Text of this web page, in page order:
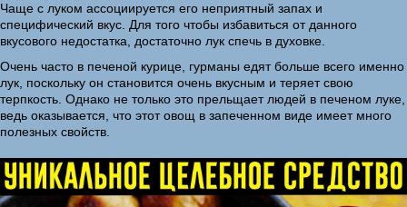
Чаще с луком ассоциируется его неприятный запах и
специфический вкус. Для того чтобы избавиться от данного
вкусового недостатка, достаточно лук спечь в духовке.
Очень часто в печеной курице, гурманы едят больше всего именно
лук, поскольку он становится очень вкусным и теряет свою
терпкость. Однако не только это прельщает людей в печеном луке,
ведь оказывается, что этот овощ в запеченном виде имеет много
полезных свойств.